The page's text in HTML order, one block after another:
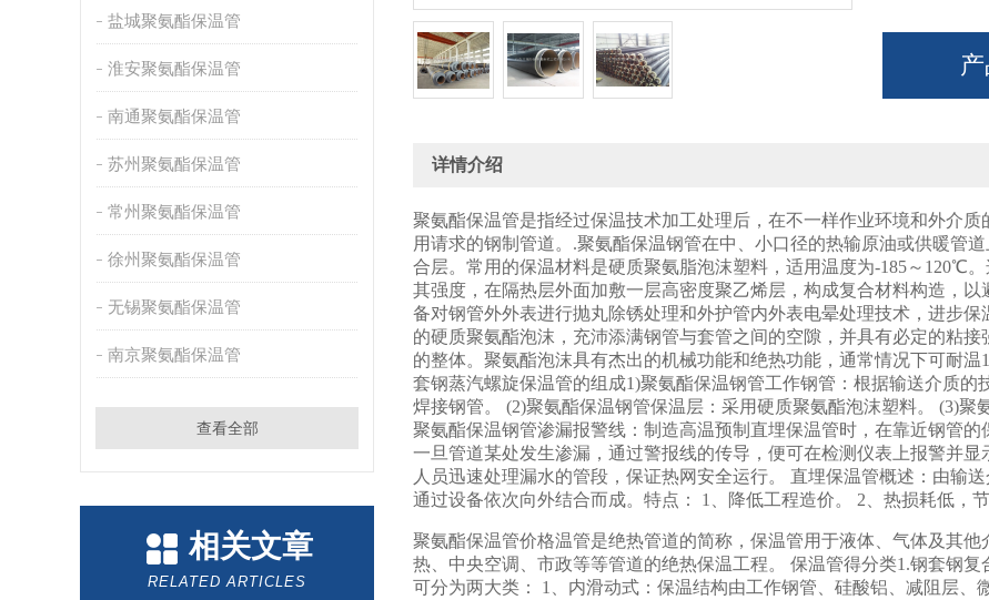
盐城聚氨酯保温管
淮安聚氨酯保温管
南通聚氨酯保温管
苏州聚氨酯保温管
常州聚氨酯保温管
徐州聚氨酯保温管
无锡聚氨酯保温管
南京聚氨酯保温管
查看全部
相关文章
RELATED ARTICLES
详情介绍
聚氨酯保温管是指经过保温技术加工处理后，在不一样作业环境和外介
用请求的钢制管道。.聚氨酯保温钢管在中、小口径的热输原油或供暖管
合层。常用的保温材料是硬质聚氨脂泡沫塑料，适用温度为-185～120℃。
其强度，在隔热层外面加敷一层高密度聚乙烯层，构成复合材料构造，
备对钢管外外表进行抛丸除锈处理和外护管内外表电晕处理技术，进步保
的硬质聚氨酯泡沫，充沛添满钢管与套管之间的空隙，并具有必定的粘
的整体。聚氨酯泡沫具有杰出的机械功能和绝热功能，通常情况下可耐
套钢蒸汽螺旋保温管的组成1)聚氨酯保温钢管工作钢管：根据输送介质
焊接钢管。 (2)聚氨酯保温钢管保温层：采用硬质聚氨酯泡沫塑料。 (3)
聚氨酯保温钢管渗漏报警线：制造高温预制直埋保温管时，在靠近钢管的
一旦管道某处发生渗漏，通过警报线的传导，便可在检测仪表上报警并
人员迅速处理漏水的管段，保证热网安全运行。 直埋保温管概述：由输
通过设备依次向外结合而成。特点： 1、降低工程造价。 2、热损耗低，
聚氨酯保温管价格温管是绝热管道的简称，保温管用于液体、气体及其
热、中央空调、市政等等管道的绝热保温工程。 保温管得分类1.钢套钢
可分为两大类： 1、内滑动式：保温结构由工作钢管、硅酸铝、减阻层、